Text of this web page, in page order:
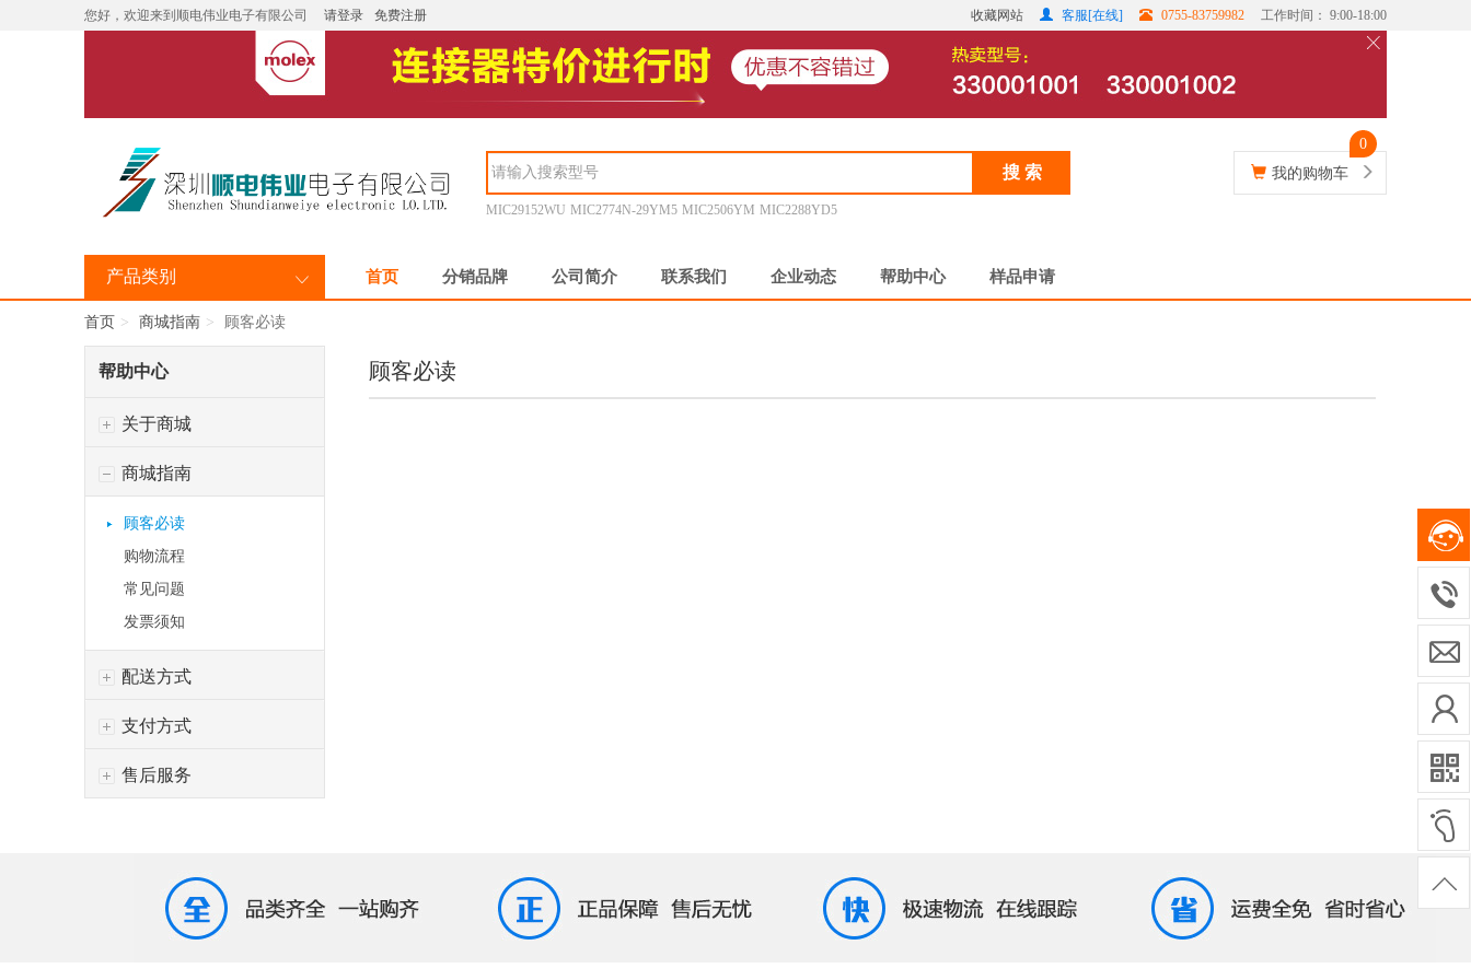
您好，欢迎来到顺电伟业电子有限公司 请登录 免费注册 收藏网站 客服[在线] 0755-83759982 工作时间： 9:00-18:00
搜 索
MIC29152WU MIC2774N-29YM5 MIC2506YM MIC2288YD5
0
我的购物车
产品类别 首页 分销品牌 公司简介 联系我们 企业动态 帮助中心 样品申请
首页 商城指南 顾客必读
帮助中心
关于商城
商城指南
顾客必读
购物流程
常见问题
发票须知
配送方式
支付方式
售后服务
顾客必读